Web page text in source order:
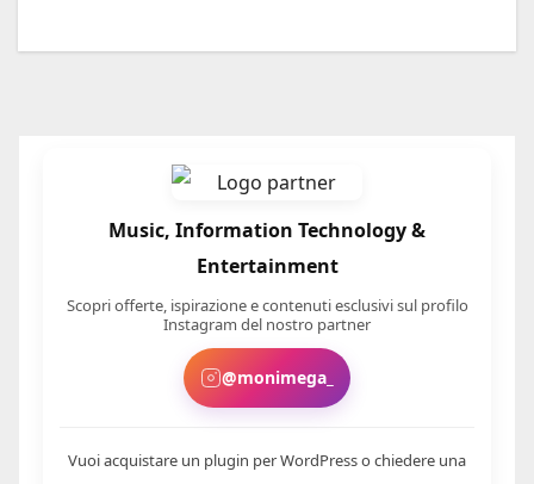
Music, Information Technology &
Entertainment
Scopri offerte, ispirazione e contenuti esclusivi sul profilo
Instagram del nostro partner
@monimega_
Vuoi acquistare un plugin per WordPress o chiedere una